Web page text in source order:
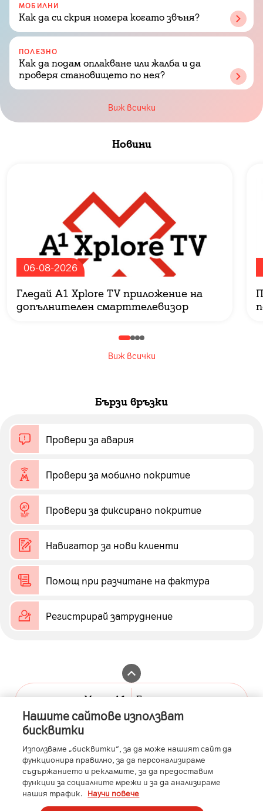
МОБИЛНИ
Как да си скрия номера когато звъня?
ПОЛЕЗНО
Как да подам оплакване или жалба и да
проверя становището по нея?
Виж всички
Новини
06-08-2026
Гледай A1 Xplore TV приложение на
допълнителен смарттелевизор
Виж всички
Бързи връзки
Провери за авария
Провери за мобилно покритие
Провери за фиксирано покритие
Навигатор за нови клиенти
Помощ при разчитане на фактура
Регистрирай затруднение
Моят А1
Бизнес портал
A1.bg
А1 бизнес клиенти
Общи условия
A1 AustriaA1 CroatiaA1 SerbiaA1 BelarusA1 Bulgaria
A1 MacedoniaA1 Slovenia
Нашите сайтове използват
бисквитки
Използваме „бисквитки“, за да може нашият сайт да
функционира правилно, за да персонализираме
съдържанието и рекламите, за да предоставим
функции за социалните мрежи и за да анализираме
нашия трафик. Научи повече